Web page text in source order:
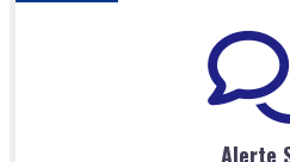
Alerte